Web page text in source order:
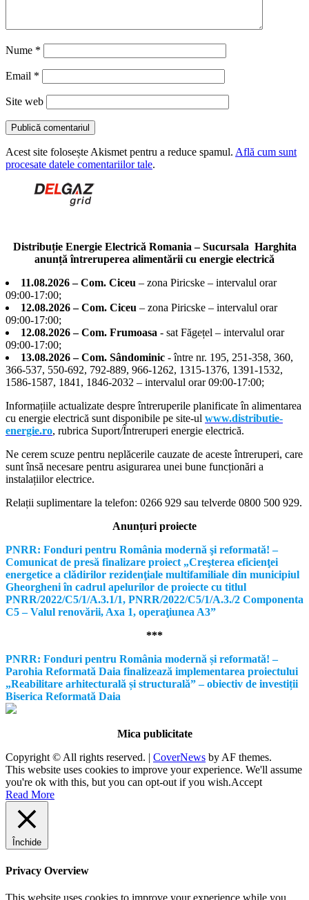
Nume *
Email *
Site web
Acest site folosește Akismet pentru a reduce spamul. Află cum sunt
procesate datele comentariilor tale.
Distribuție Energie Electrică Romania – Sucursala Harghita
anunță întreruperea alimentării cu energie electrică
11.08.2026 – Com. Ciceu – zona Piricske – intervalul orar
09:00-17:00;
12.08.2026 – Com. Ciceu – zona Piricske – intervalul orar
09:00-17:00;
12.08.2026 – Com. Frumoasa - sat Făgețel – intervalul orar
09:00-17:00;
13.08.2026 – Com. Sândominic - între nr. 195, 251-358, 360,
366-537, 550-692, 792-889, 966-1262, 1315-1376, 1391-1532,
1586-1587, 1841, 1846-2032 – intervalul orar 09:00-17:00;
Informațiile actualizate despre întreruperile planificate în alimentarea
cu energie electrică sunt disponibile pe site-ul www.distributie-
energie.ro, rubrica Suport/Întreruperi energie electrică.
Ne cerem scuze pentru neplăcerile cauzate de aceste întreruperi, care
sunt însă necesare pentru asigurarea unei bune funcționări a
instalațiilor electrice.
Relații suplimentare la telefon: 0266 929 sau telverde 0800 500 929.
Anunțuri proiecte
PNRR: Fonduri pentru România modernă şi reformată! –
Comunicat de presă finalizare proiect „Creşterea eficienţei
energetice a clădirilor rezidenţiale multifamiliale din municipiul
Gheorgheni în cadrul apelurilor de proiecte cu titlul
PNRR/2022/C5/1/A.3.1/1, PNRR/2022/C5/1/A.3./2 Componenta
C5 – Valul renovării, Axa 1, operaţiunea A3”
***
PNRR: Fonduri pentru România modernă și reformată! –
Parohia Reformată Daia finalizează implementarea proiectului
„Reabilitare arhitecturală și structurală” – obiectiv de investiții
Biserica Reformată Daia
Mica publicitate
Copyright © All rights reserved. | CoverNews by AF themes.
This website uses cookies to improve your experience. We'll assume
you're ok with this, but you can opt-out if you wish.Accept
Read More
Închide
Privacy Overview
This website uses cookies to improve your experience while you